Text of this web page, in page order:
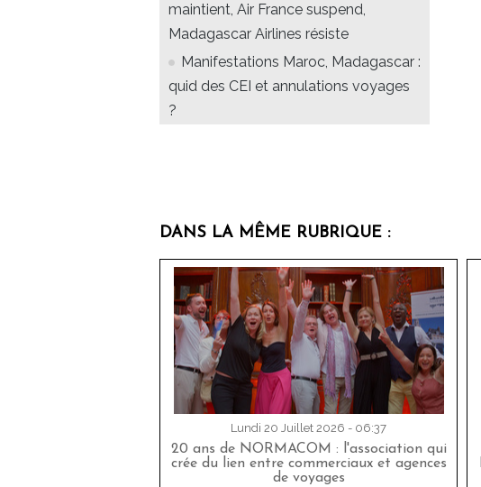
maintient, Air France suspend,
Madagascar Airlines résiste
Manifestations Maroc, Madagascar :
quid des CEI et annulations voyages
?
DANS LA MÊME RUBRIQUE :
Lundi 20 Juillet 2026 - 06:37
20 ans de NORMACOM : l'association qui
crée du lien entre commerciaux et agences
de voyages